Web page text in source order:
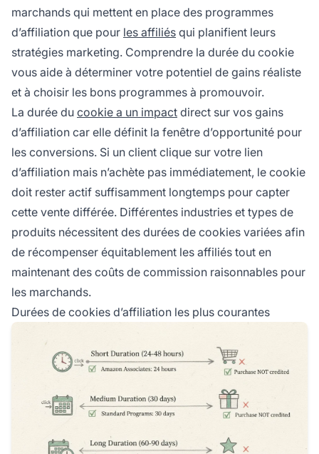
marchands qui mettent en place des programmes
d’affiliation que pour les affiliés qui planifient leurs
stratégies marketing. Comprendre la durée du cookie
vous aide à déterminer votre potentiel de gains réaliste
et à choisir les bons programmes à promouvoir.
La durée du cookie a un impact direct sur vos gains
d’affiliation car elle définit la fenêtre d’opportunité pour
les conversions. Si un client clique sur votre lien
d’affiliation mais n’achète pas immédiatement, le cookie
doit rester actif suffisamment longtemps pour capter
cette vente différée. Différentes industries et types de
produits nécessitent des durées de cookies variées afin
de récompenser équitablement les affiliés tout en
maintenant des coûts de commission raisonnables pour
les marchands.
Durées de cookies d’affiliation les plus courantes